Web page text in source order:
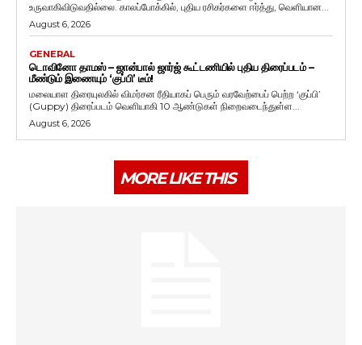
உருவாகிவிடுவதில்லை. காலப்போக்கில், புதிய ரசிகர்களை ஈர்த்து, வெளியான...
August 6, 2026
GENERAL
டொவினோ தாமஸ் – ஜான்பால் ஜார்ஜ் கூட்டணியில் புதிய திரைப்படம் –
மீண்டும் இணையும் ‘குப்பி’ டீம்!
மலையாள திரையுலகில் விமர்சன ரீதியாகப் பெரும் வரவேற்பைப் பெற்ற ‘குப்பி’
(Guppy) திரைப்படம் வெளியாகி 10 ஆண்டுகள் நிறைவடைந்துள்ள...
August 6, 2026
MORE LIKE THIS